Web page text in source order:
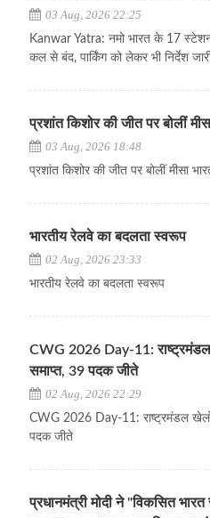
03 Aug, 2026 22:25
Kanwar Yatra: नमो भारत के 17
कल से बंद, पार्किंग को लेकर भी निर्देश
प्रशांत किशोर की जीत पर बोलीं
03 Aug, 2026 18:48
प्रशांत किशोर की जीत पर बोलीं मीसा
भारतीय रेलवे का बदलता स्वरूप
02 Aug, 2026 23:33
भारतीय रेलवे का बदलता स्वरूप
CWG 2026 Day-11: राष्ट्रमंडल
समाप्त, 39 पदक जीते
02 Aug, 2026 22:29
CWG 2026 Day-11: राष्ट्रमंडल खेलों
पदक जीते
प्रधानमंत्री मोदी ने "विकसित